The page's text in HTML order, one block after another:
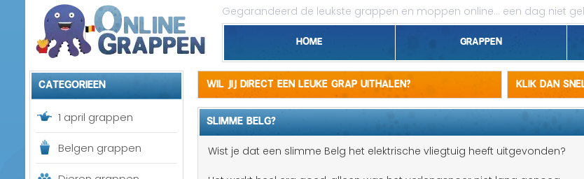
Gegarandeerd de leukste grappen en moppen online... een dag niet
Home Grappen
Belgen grappen
Categorieen
1 april grappen
Belgen grappen
Wil jij direct een leuke grap uithalen? Klik dan
SLIMME BELG?
Wist je dat een slimme Belg het elektrische vliegtuig heeft uitgevonden?